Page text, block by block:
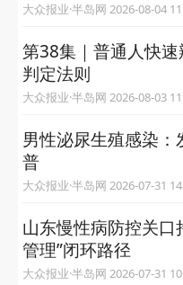
大众报业·半岛网 2026-08-
第38集｜普通人快
判定法则
大众报业·半岛网 2026-08-
男性泌尿生殖感染
普
大众报业·半岛网 2026-07-
山东慢性病防控关
管理”闭环路径
大众报业·半岛网 2026-07-